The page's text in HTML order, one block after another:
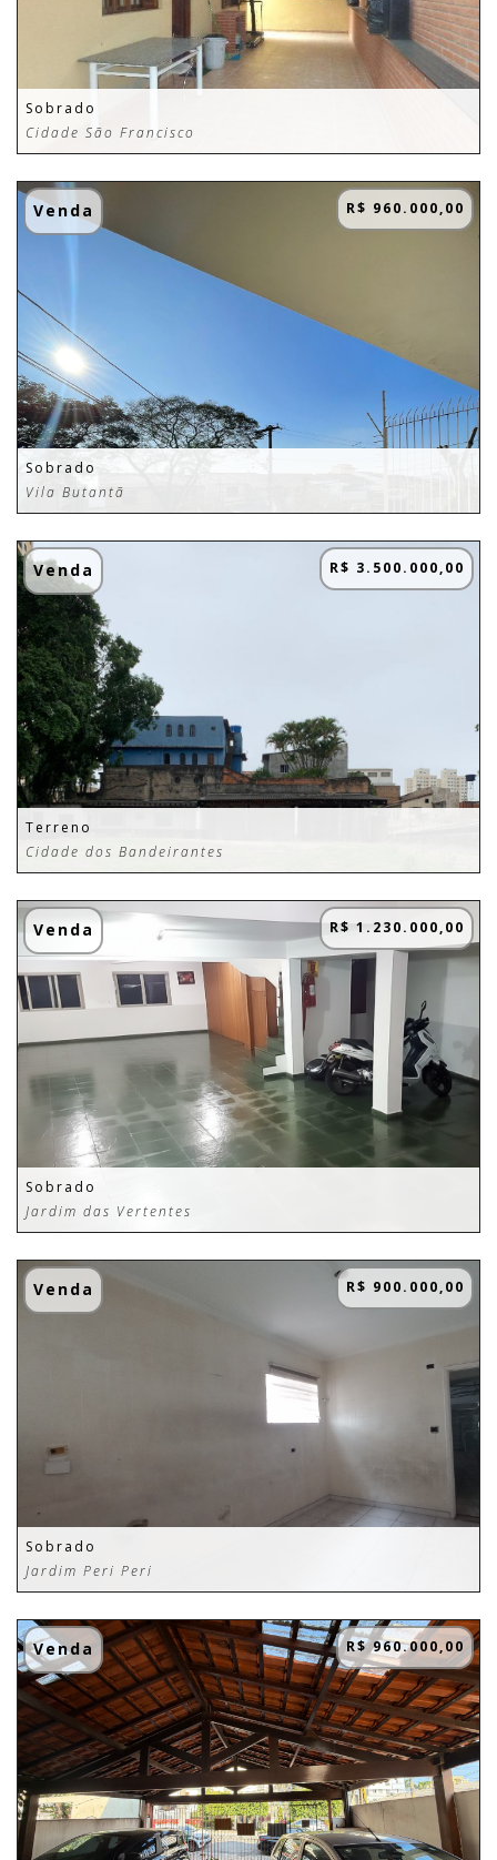
Sobrado
Cidade São Francisco
Venda R$ 960.000,00
Sobrado
Vila Butantã
Venda R$ 3.500.000,00
Terreno
Cidade dos Bandeirantes
Venda R$ 1.230.000,00
Sobrado
Jardim das Vertentes
Venda R$ 900.000,00
Sobrado
Jardim Peri Peri
Venda R$ 960.000,00